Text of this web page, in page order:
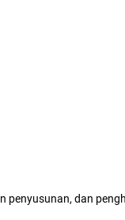
penyusunan, dan